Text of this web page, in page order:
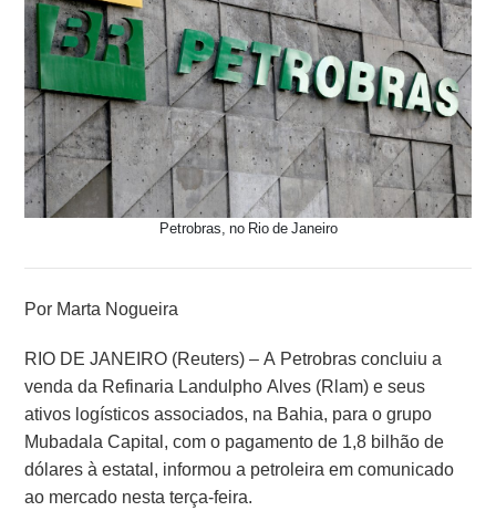
Petrobras, no Rio de Janeiro
Por Marta Nogueira
RIO DE JANEIRO (Reuters) – A Petrobras concluiu a
venda da Refinaria Landulpho Alves (Rlam) e seus
ativos logísticos associados, na Bahia, para o grupo
Mubadala Capital, com o pagamento de 1,8 bilhão de
dólares à estatal, informou a petroleira em comunicado
ao mercado nesta terça-feira.